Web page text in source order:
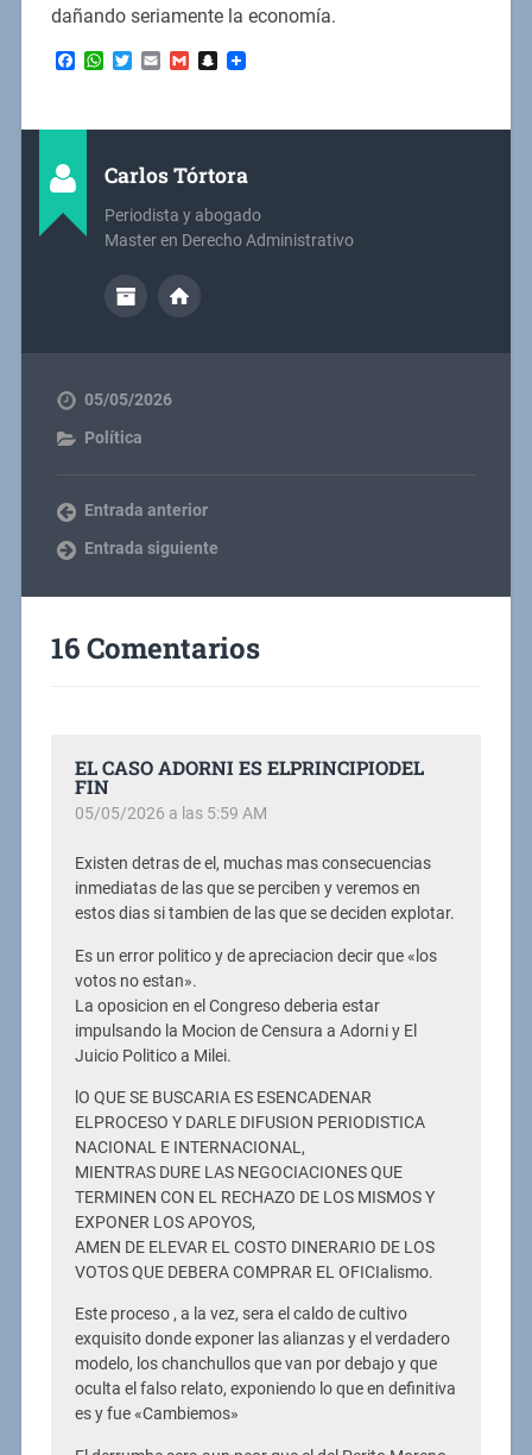
dañando seriamente la economía.
Facebook
WhatsApp
TwitterEmailGmailSnapchat
Carlos Tórtora
Periodista y abogado
Master en Derecho Administrativo
05/05/2026
Política
Entrada anterior
Entrada siguiente
16 Comentarios
EL CASO ADORNI ES ELPRINCIPIODEL
FIN
05/05/2026 a las 5:59 AM
Existen detras de el, muchas mas consecuencias
inmediatas de las que se perciben y veremos en
estos dias si tambien de las que se deciden explotar.
Es un error politico y de apreciacion decir que «los
votos no estan».
La oposicion en el Congreso deberia estar
impulsando la Mocion de Censura a Adorni y El
Juicio Politico a Milei.
lO QUE SE BUSCARIA ES ESENCADENAR
ELPROCESO Y DARLE DIFUSION PERIODISTICA
NACIONAL E INTERNACIONAL,
MIENTRAS DURE LAS NEGOCIACIONES QUE
TERMINEN CON EL RECHAZO DE LOS MISMOS Y
EXPONER LOS APOYOS,
AMEN DE ELEVAR EL COSTO DINERARIO DE LOS
VOTOS QUE DEBERA COMPRAR EL OFICIalismo.
Este proceso , a la vez, sera el caldo de cultivo
exquisito donde exponer las alianzas y el verdadero
modelo, los chanchullos que van por debajo y que
oculta el falso relato, exponiendo lo que en definitiva
es y fue «Cambiemos»